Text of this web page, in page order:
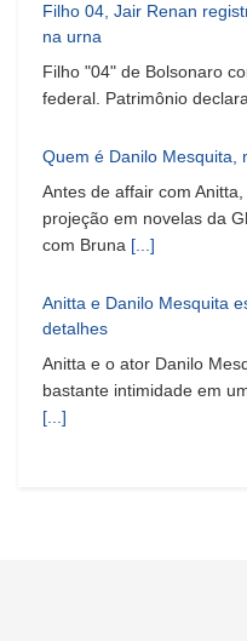
Filho 04, Jair Renan
na urna
Filho "04" de Bolsonaro
federal. Patrimônio
Quem é Danilo Mesquita,
Antes de affair com
projeção em novelas da
com Bruna [...]
Anitta e Danilo Mesquita
detalhes
Anitta e o ator Danilo
bastante intimidade em
[...]